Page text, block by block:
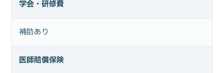
学会・研修費
補助あり
医師賠償保険